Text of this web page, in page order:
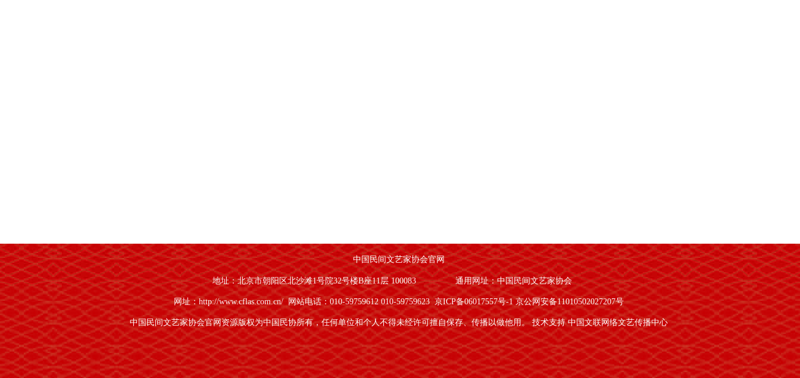
中国民间文艺家协会官网
地址：北京市朝阳区北沙滩1号院32号楼B座11层 100083 通用网址：中国民间文艺家协会
网址：http://www.cflas.com.cn/网站电话：010-59759612 010-59759623京ICP备06017557号-1京公网安备11010502027207号
中国民间文艺家协会官网资源版权为中国民协所有，任何单位和个人不得未经许可擅自保存、传播以做他用。技术支持 中国文联网络文艺传播中心